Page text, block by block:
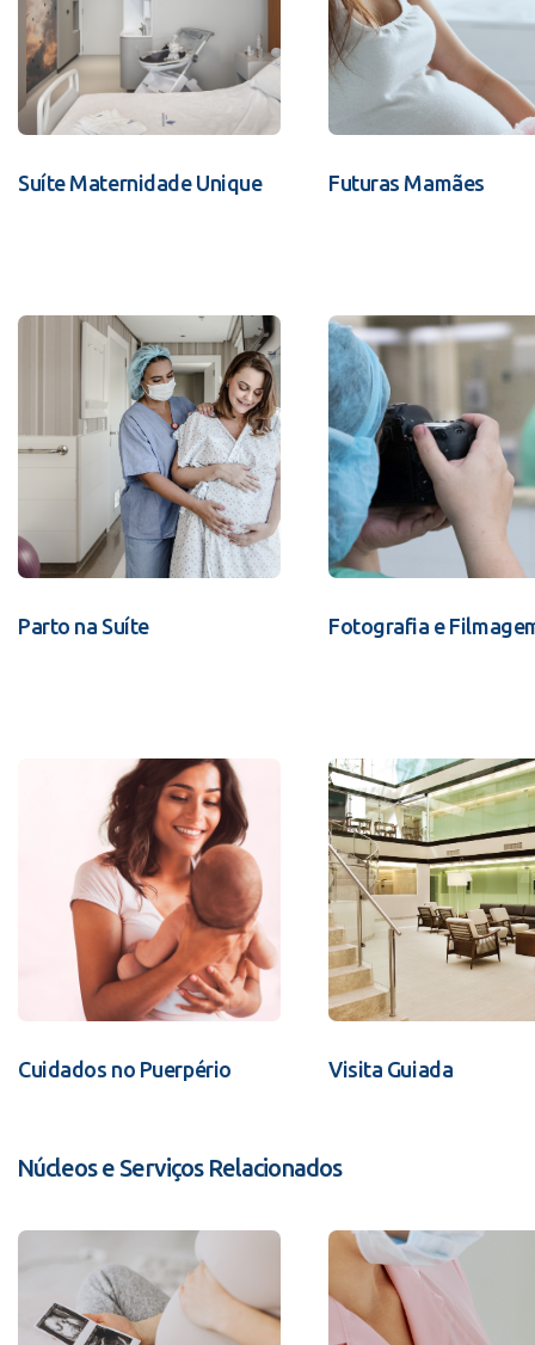
Suíte Maternidade Unique Futuras Mamães
Parto na Suíte Fotografia e
Cuidados no Puerpério Visita Guiada
Núcleos e Serviços Relacionados